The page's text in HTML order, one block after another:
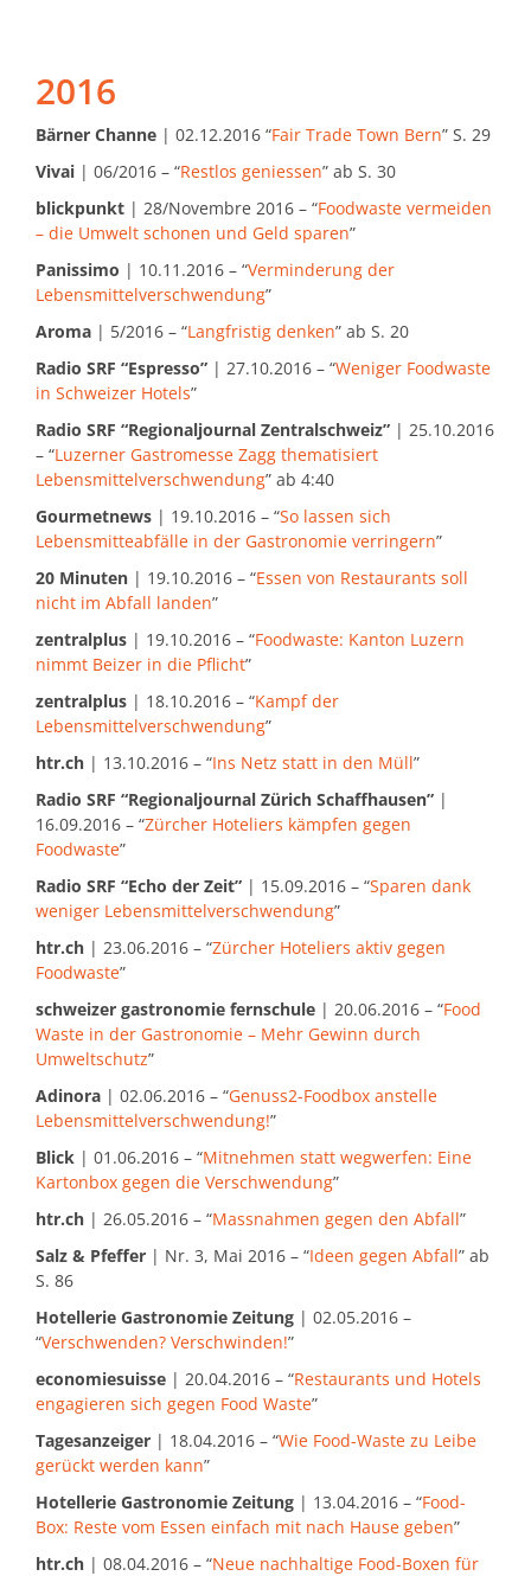
2016
Bärner Channe | 02.12.2016 “Fair Trade Town Bern” S. 29
Vivai | 06/2016 – “Restlos geniessen” ab S. 30
blickpunkt | 28/Novembre 2016 – “Foodwaste vermeiden
– die Umwelt schonen und Geld sparen”
Panissimo | 10.11.2016 – “Verminderung der
Lebensmittelverschwendung”
Aroma | 5/2016 – “Langfristig denken” ab S. 20
Radio SRF “Espresso” | 27.10.2016 – “Weniger Foodwaste
in Schweizer Hotels”
Radio SRF “Regionaljournal Zentralschweiz” | 25.10.2016
– “Luzerner Gastromesse Zagg thematisiert
Lebensmittelverschwendung” ab 4:40
Gourmetnews | 19.10.2016 – “So lassen sich
Lebensmitteabfälle in der Gastronomie verringern”
20 Minuten | 19.10.2016 – “Essen von Restaurants soll
nicht im Abfall landen”
zentralplus | 19.10.2016 – “Foodwaste: Kanton Luzern
nimmt Beizer in die Pflicht”
zentralplus | 18.10.2016 – “Kampf der
Lebensmittelverschwendung”
htr.ch | 13.10.2016 – “Ins Netz statt in den Müll”
Radio SRF “Regionaljournal Zürich Schaffhausen” |
16.09.2016 – “Zürcher Hoteliers kämpfen gegen
Foodwaste”
Radio SRF “Echo der Zeit” | 15.09.2016 – “Sparen dank
weniger Lebensmittelverschwendung”
htr.ch | 23.06.2016 – “Zürcher Hoteliers aktiv gegen
Foodwaste”
schweizer gastronomie fernschule | 20.06.2016 – “Food
Waste in der Gastronomie – Mehr Gewinn durch
Umweltschutz”
Adinora | 02.06.2016 – “Genuss2-Foodbox anstelle
Lebensmittelverschwendung!”
Blick | 01.06.2016 – “Mitnehmen statt wegwerfen: Eine
Kartonbox gegen die Verschwendung”
htr.ch | 26.05.2016 – “Massnahmen gegen den Abfall”
Salz & Pfeffer | Nr. 3, Mai 2016 – “Ideen gegen Abfall” ab
S. 86
Hotellerie Gastronomie Zeitung | 02.05.2016 –
“Verschwenden? Verschwinden!”
economiesuisse | 20.04.2016 – “Restaurants und Hotels
engagieren sich gegen Food Waste”
Tagesanzeiger | 18.04.2016 – “Wie Food-Waste zu Leibe
gerückt werden kann”
Hotellerie Gastronomie Zeitung | 13.04.2016 – “Food-
Box: Reste vom Essen einfach mit nach Hause geben”
htr.ch | 08.04.2016 – “Neue nachhaltige Food-Boxen für